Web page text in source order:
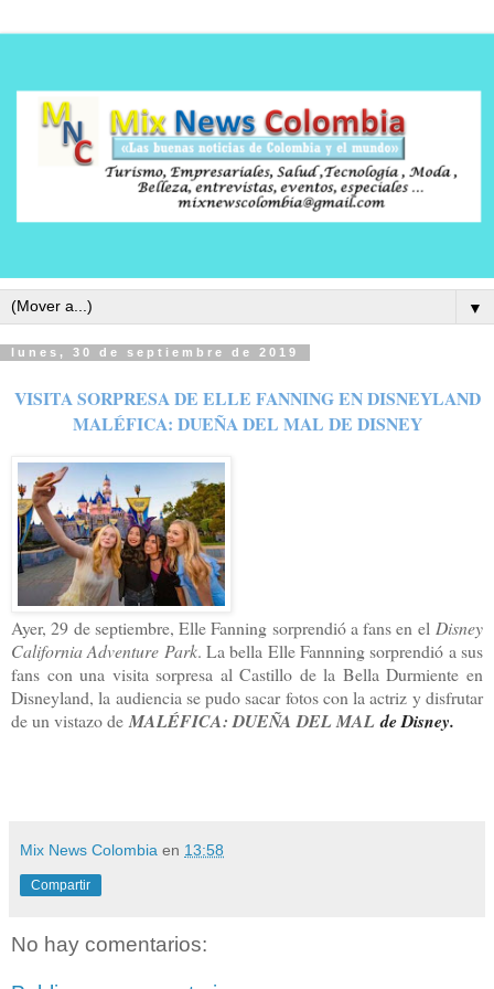
▼
lunes, 30 de septiembre de 2019
VISITA SORPRESA DE ELLE FANNING EN DISNEYLAND
MALÉFICA: DUEÑA DEL MAL DE DISNEY
Ayer, 29 de septiembre, Elle Fanning sorprendió a fans en el Disney
California Adventure Park. La bella Elle Fannning sorprendió a sus
fans con una visita sorpresa al Castillo de la Bella Durmiente en
Disneyland, la audiencia se pudo sacar fotos con la actriz y disfrutar
de un vistazo deMALÉFICA: DUEÑA DEL MAL de Disney.
Mix News Colombia en 13:58
Compartir
No hay comentarios: